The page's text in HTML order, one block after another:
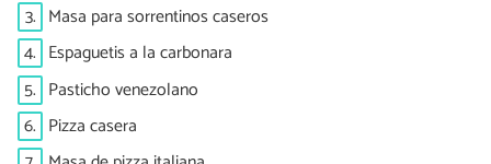
3. Masa para sorrentinos caseros
4. Espaguetis a la carbonara
5. Pasticho venezolano
6. Pizza casera